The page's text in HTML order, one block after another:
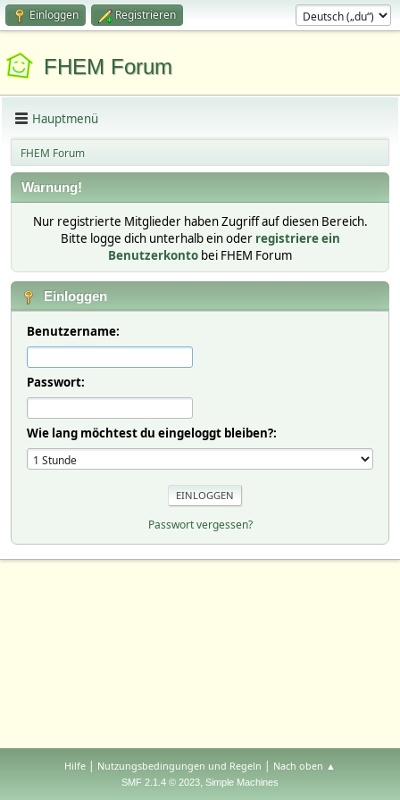
Einloggen Registrieren
FHEM Forum
Hauptmenü
FHEM Forum
Warnung!
Nur registrierte Mitglieder haben Zugriff auf diesen Bereich.
Bitte logge dich unterhalb ein oder registriere ein
Benutzerkonto bei FHEM Forum
Einloggen
Benutzername:
Passwort:
Wie lang möchtest du eingeloggt bleiben?:
Passwort vergessen?
Hilfe | Nutzungsbedingungen und Regeln | Nach oben ▲
SMF 2.1.4 © 2023, Simple Machines